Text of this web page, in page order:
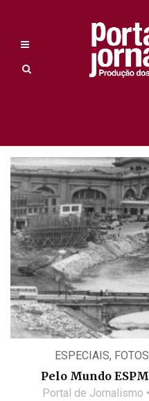
ESPECIAIS, FOTOS
Pelo Mundo
Portal de Jornalismo